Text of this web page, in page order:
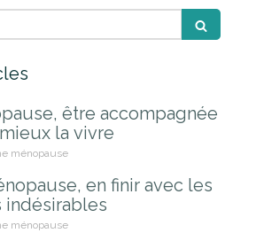
être accompagnée
la vivre
ménopause
en finir avec les
indésirables
ménopause